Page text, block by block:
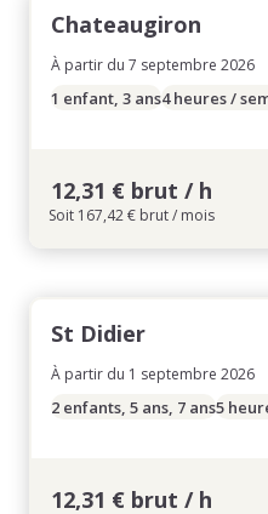
Chateaugiron
À partir du 7 septembre 2026
1 enfant, 3 ans4 heures /
12,31 € brut / h
Soit 167,42 € brut / mois
St Didier
À partir du 1 septembre 2026
2 enfants, 5 ans, 7 ans5
12,31 € brut / h